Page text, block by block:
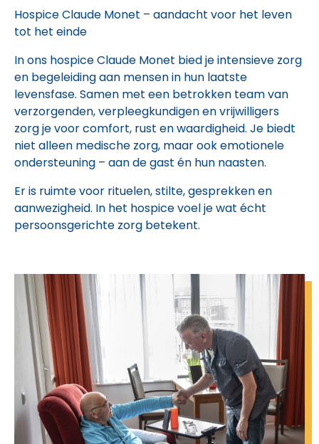
Hospice Claude Monet – aandacht voor het leven
tot het einde
In ons hospice Claude Monet bied je intensieve zorg
en begeleiding aan mensen in hun laatste
levensfase. Samen met een betrokken team van
verzorgenden, verpleegkundigen en vrijwilligers
zorg je voor comfort, rust en waardigheid. Je biedt
niet alleen medische zorg, maar ook emotionele
ondersteuning – aan de gast én hun naasten.
Er is ruimte voor rituelen, stilte, gesprekken en
aanwezigheid. In het hospice voel je wat écht
persoonsgerichte zorg betekent.